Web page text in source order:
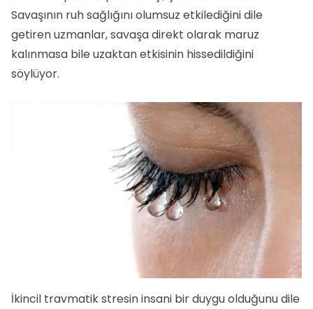
Savaşının ruh sağlığını olumsuz etkilediğini dile
getiren uzmanlar, savaşa direkt olarak maruz
kalınmasa bile uzaktan etkisinin hissedildiğini
söylüyor.
İkincil travmatik stresin insani bir duygu olduğunu dile